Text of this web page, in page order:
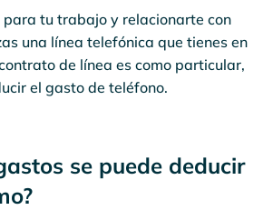
para tu trabajo y relacionarte con
una línea telefónica que tienes en
de línea es como particular,
el gasto de teléfono.
se puede deducir